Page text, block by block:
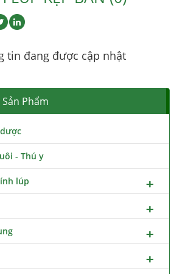
tin đang được cập nhật
Phẩm
- Thú y
lúp